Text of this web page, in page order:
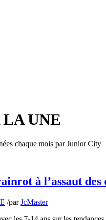
LA UNE
chaque mois par Junior City
à l’assaut des
/parJcMaster